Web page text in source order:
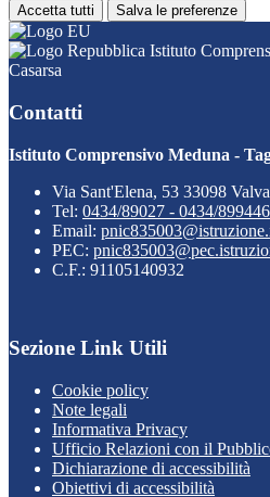
Accetta tutti Salva le preferenze
Istituto
Casarsa
Contatti
Istituto Comprensivo Meduna -
Via Sant'Elena, 53 33098
Tel: 0434/89027 - 0434/899446
Email:
PEC:
C.F.: 91105140932
Sezione Link Utili
Cookie policy
Note legali
Informativa Privacy
Ufficio Relazioni con il
Dichiarazione di accessibilità
Obiettivi di accessibilità